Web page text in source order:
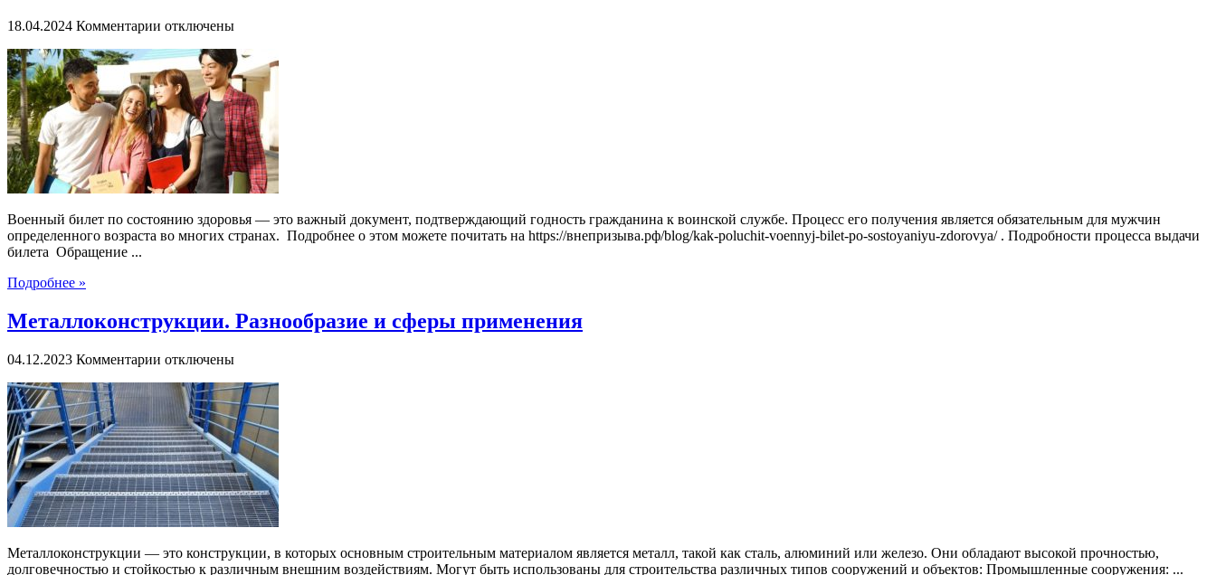
18.04.2024 Комментарии к
Процесс
выдачи
военного
билета
по
состоянию
здоровья:
Шаги
и
отключены
Военный билет по состоянию здоровья — это важный документ, подтверждающий годность гражданина к воинской службе. Процесс его получения является обязательным для мужчин
определенного возраста во многих странах. Подробнее о этом можете почитать на https://внепризыва.рф/blog/kak-poluchit-voennyj-bilet-po-sostoyaniyu-zdorovya/ . Подробности процесса выдачи
билета Обращение ...
Подробнее »
Металлоконструкции. Разнообразие и сферы применения
04.12.2023 Комментарии к
Металлоконструкции.
Разнообразие
и
сферы
применения
отключены
Металлоконструкции — это конструкции, в которых основным строительным материалом является металл, такой как сталь, алюминий или железо. Они обладают высокой прочностью,
долговечностью и стойкостью к различным внешним воздействиям. Могут быть использованы для строительства различных типов сооружений и объектов: Промышленные сооружения: ...